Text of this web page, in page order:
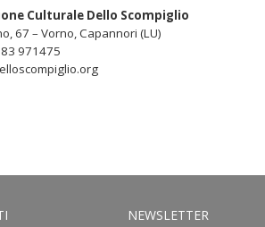
Culturale Dello Scompiglio
67 – Vorno, Capannori (LU)
971475
NEWSLETTER